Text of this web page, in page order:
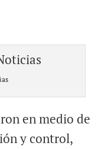
en medio de
y control,